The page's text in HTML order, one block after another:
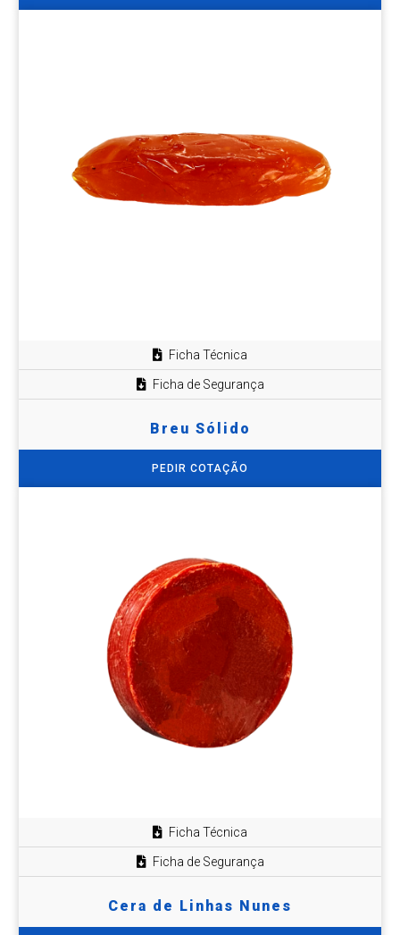
Ficha Técnica
Ficha de Segurança
Breu Sólido
PEDIR COTAÇÃO
Ficha Técnica
Ficha de Segurança
Cera de Linhas Nunes